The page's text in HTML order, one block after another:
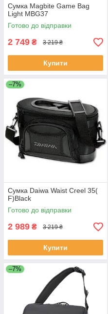
Сумка Magbite Game Bag
Light MBG37
Готово до відправки
2 749 ₴ 3 219 ₴
Купити
–7%
Сумка Daiwa Waist Creel 35(
F)Black
Готово до відправки
2 989 ₴ 3 219 ₴
Купити
–7%